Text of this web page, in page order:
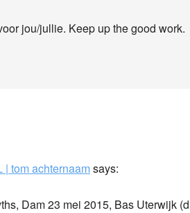
jou/jullie. Keep up the good work.
| tom achternaamsays:
Dam 23 mei 2015, Bas Uterwijk